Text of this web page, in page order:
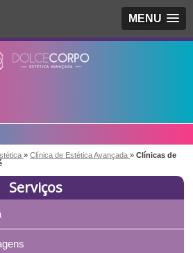
MENU
» Clínica de Estética Avançada » Clínicas de
Serviços